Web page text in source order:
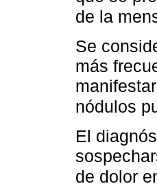
de la
Se
más
nódulos
El
de dolor